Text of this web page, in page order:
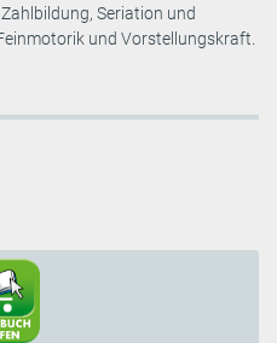
Seriation und
und Vorstellungskraft.